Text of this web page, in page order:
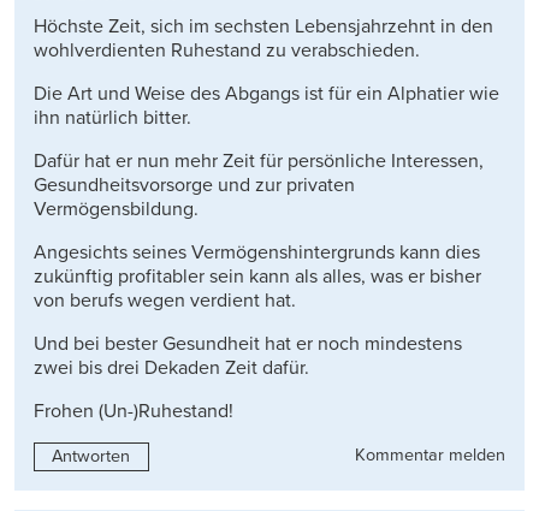
Höchste Zeit, sich im sechsten Lebensjahrzehnt in den
wohlverdienten Ruhestand zu verabschieden.
Die Art und Weise des Abgangs ist für ein Alphatier wie
ihn natürlich bitter.
Dafür hat er nun mehr Zeit für persönliche Interessen,
Gesundheitsvorsorge und zur privaten
Vermögensbildung.
Angesichts seines Vermögenshintergrunds kann dies
zukünftig profitabler sein kann als alles, was er bisher
von berufs wegen verdient hat.
Und bei bester Gesundheit hat er noch mindestens
zwei bis drei Dekaden Zeit dafür.
Frohen (Un-)Ruhestand!
Antworten Kommentar melden